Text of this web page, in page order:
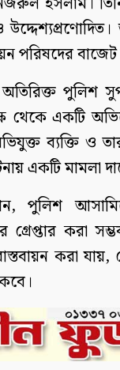
পরিষদের
অতিরিক্ত পুলিশ
থেকে একটি
ব্যক্তি ও
একটি মামলা
পুলিশ
গ্রেপ্তার করা
করা